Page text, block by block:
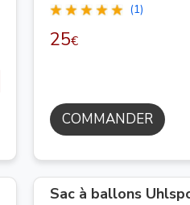
(1)
25€
COMMANDER
Sac à ballons